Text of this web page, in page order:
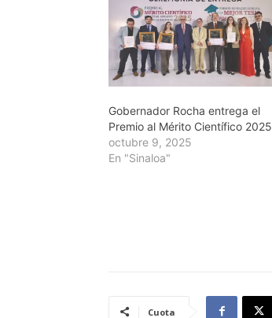
Gobernador Rocha entrega el
Premio al Mérito Científico 2025
octubre 9, 2025
En "Sinaloa"
Cuota